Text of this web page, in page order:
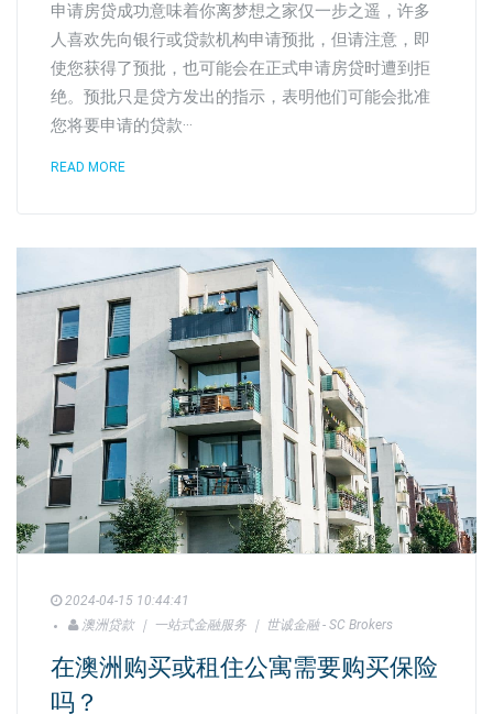
申请房贷成功意味着你离梦想之家仅一步之遥，许多
人喜欢先向银行或贷款机构申请预批，但请注意，即
使您获得了预批，也可能会在正式申请房贷时遭到拒
绝。预批只是贷方发出的指示，表明他们可能会批准
您将要申请的贷款···
READ MORE
2024-04-15 10:44:41
澳洲贷款 ｜ 一站式金融服务 ｜ 世诚金融 - SC Brokers
在澳洲购买或租住公寓需要购买保险
吗？